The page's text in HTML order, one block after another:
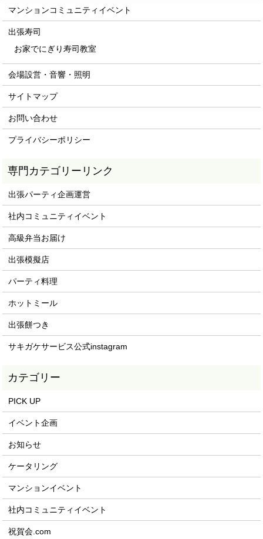
マンションコミュニティイベント
出張寿司
お家でにぎり寿司教室
会場設営・音響・照明
サイトマップ
お問い合わせ
プライバシーポリシー
専門カテゴリーリンク
出張パーティ企画運営
社内コミュニティイベント
高級弁当お届け
出張模擬店
パーティ料理
ホットミール
出張餅つき
サキガケサービス公式instagram
PICK UP
イベント企画
お知らせ
ケータリング
マンションイベント
社内コミュニティイベント
祝賀会.com